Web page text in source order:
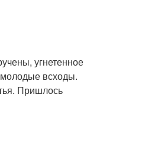
угнетенное
всходы.
Пришлось